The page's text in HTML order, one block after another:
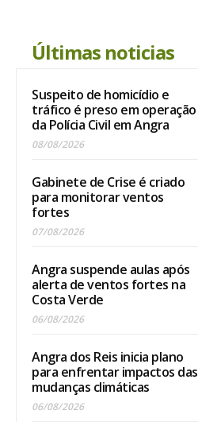
Últimas noticias
Suspeito de homicídio e
tráfico é preso em operação
da Polícia Civil em Angra
08/08/2026
Gabinete de Crise é criado
para monitorar ventos
fortes
07/08/2026
Angra suspende aulas após
alerta de ventos fortes na
Costa Verde
06/08/2026
Angra dos Reis inicia plano
para enfrentar impactos das
mudanças climáticas
06/08/2026